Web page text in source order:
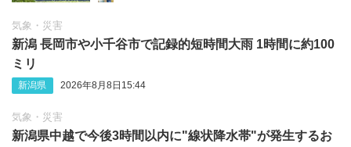
気象・災害
新潟 長岡市や小千谷市で記録的短時間大雨 1時間に約100
ミリ
新潟県 2026年8月8日15:44
気象・災害
新潟県中越で今後3時間以内に"線状降水帯"が発生するお